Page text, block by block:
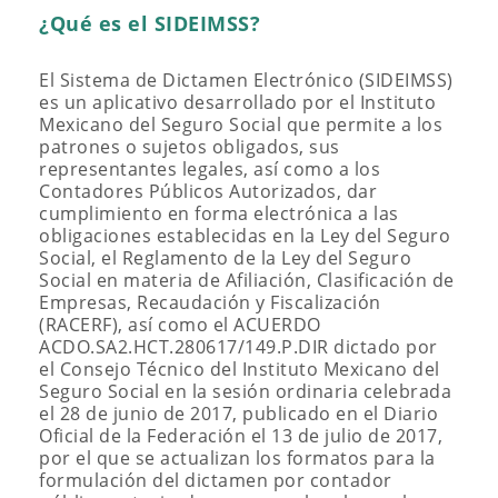
¿Qué es el SIDEIMSS?
El Sistema de Dictamen Electrónico (SIDEIMSS)
es un aplicativo desarrollado por el Instituto
Mexicano del Seguro Social que permite a los
patrones o sujetos obligados, sus
representantes legales, así como a los
Contadores Públicos Autorizados, dar
cumplimiento en forma electrónica a las
obligaciones establecidas en la Ley del Seguro
Social, el Reglamento de la Ley del Seguro
Social en materia de Afiliación, Clasificación de
Empresas, Recaudación y Fiscalización
(RACERF), así como el ACUERDO
ACDO.SA2.HCT.280617/149.P.DIR dictado por
el Consejo Técnico del Instituto Mexicano del
Seguro Social en la sesión ordinaria celebrada
el 28 de junio de 2017, publicado en el Diario
Oficial de la Federación el 13 de julio de 2017,
por el que se actualizan los formatos para la
formulación del dictamen por contador